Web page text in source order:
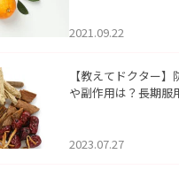
2021.09.22
【教えてドクター
や副作用は？長期服
2023.07.27